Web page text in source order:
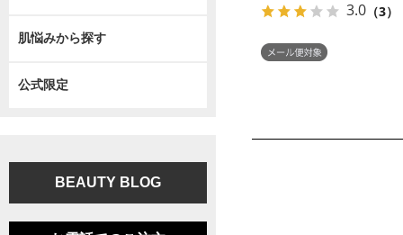
肌悩みから探す
公式限定
BEAUTY BLOG
3.0 （3）